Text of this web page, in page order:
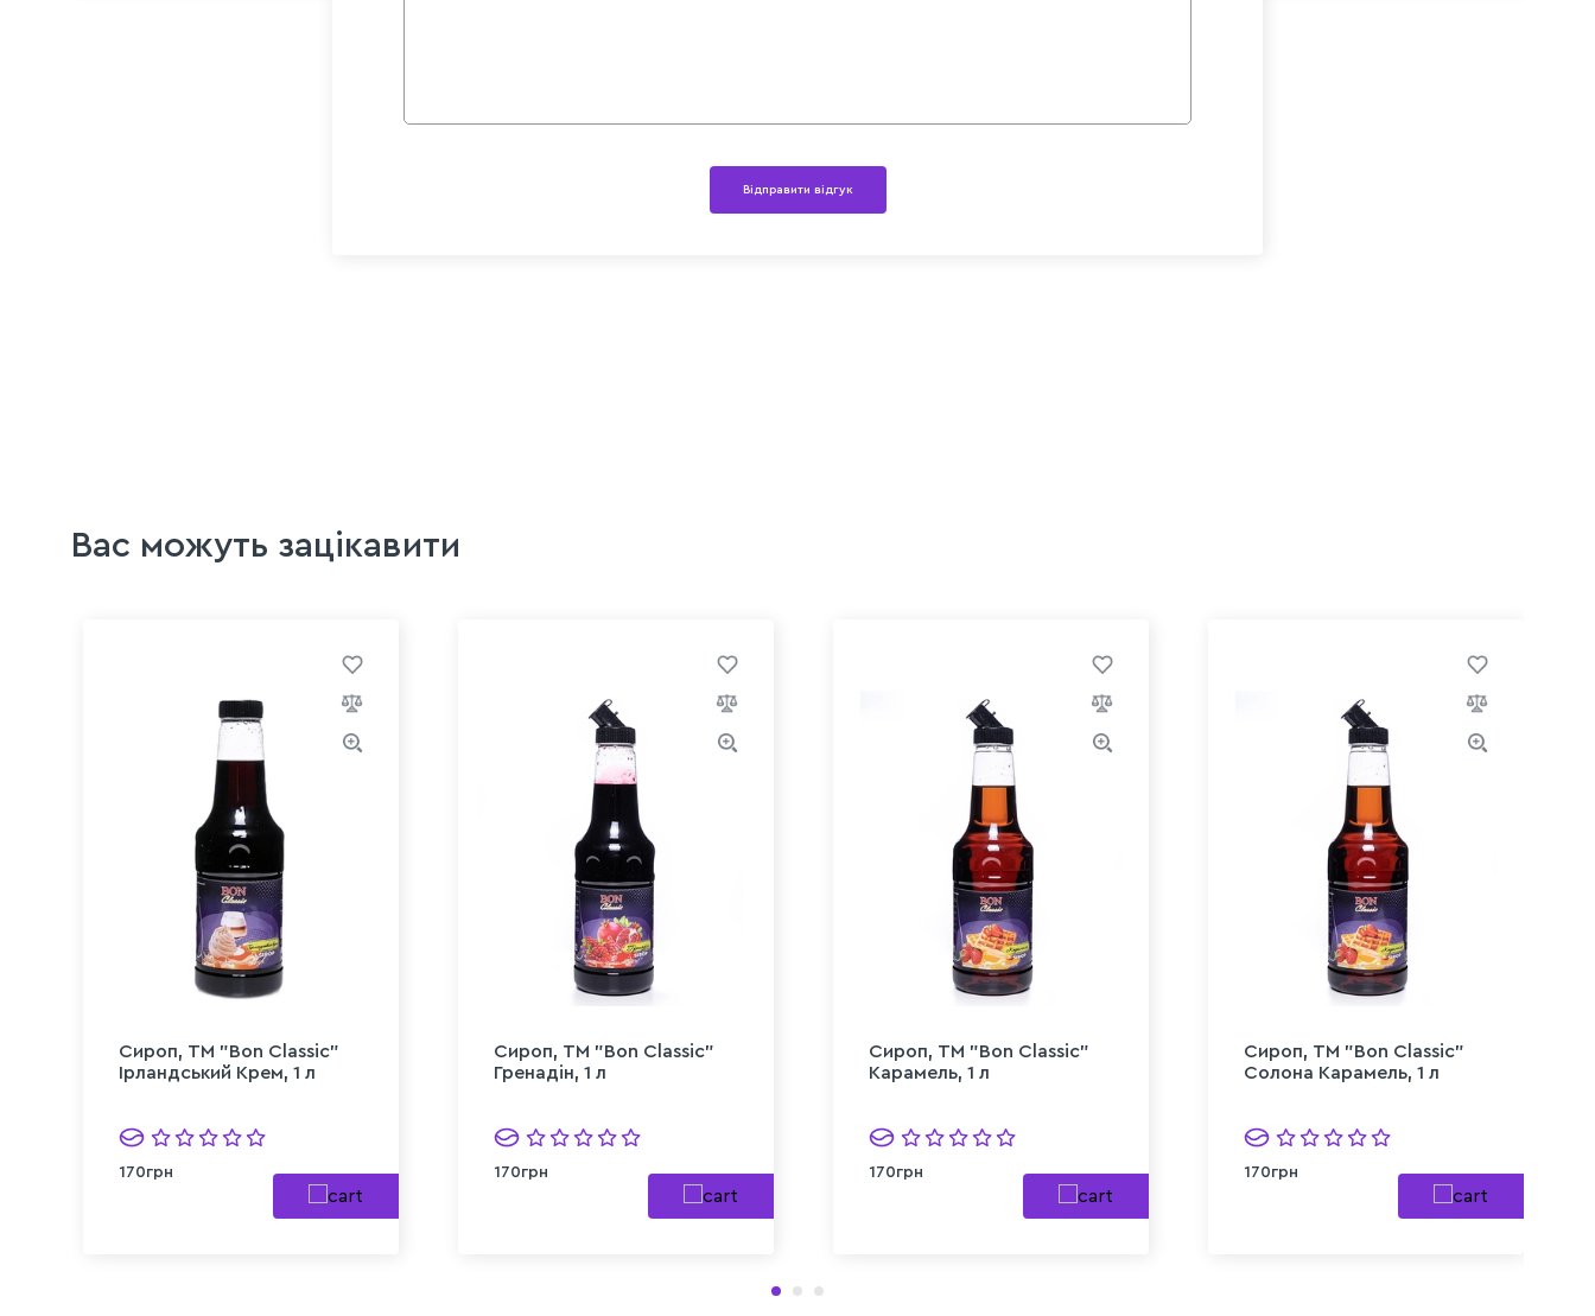
Відправити відгук
Вас можуть зацікавити
Сироп, TM "Bon Classic"
Ірландський Крем, 1 л
170грн
Сироп, TM "Bon Classic"
Гренадін, 1 л
170грн
Сироп, TM "Bon Classic"
Карамель, 1 л
170грн
Сироп, TM "Bon Classic"
Солона Карамель, 1 л
170грн